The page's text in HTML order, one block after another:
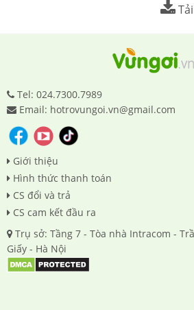
Tel: 024.7300.7989
Email: hotrovungoi.vn@gmail.com
Giới thiệu
Hình thức thanh toán
CS đổi và trả
CS cam kết đầu ra
Trụ sở: Tầng 7 - Tòa nhà Intracom -
Giấy - Hà Nội